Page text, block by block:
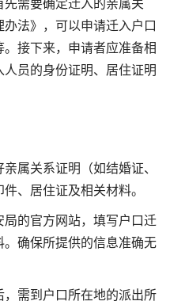
需要确定迁入的亲属关
法》，可以申请迁入户口
接下来，申请者应准备相
员的身份证明、居住证明
属关系证明（如结婚证、
、居住证及相关材料。
的官方网站，填写户口迁
确保所提供的信息准确无
需到户口所在地的派出所